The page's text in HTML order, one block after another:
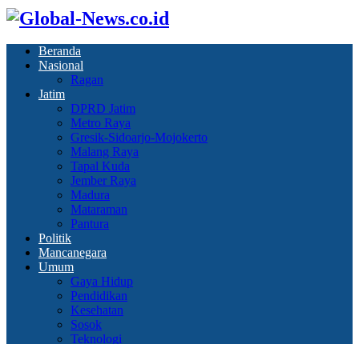
Beranda
Nasional
Ragan
Jatim
DPRD Jatim
Metro Raya
Gresik-Sidoarjo-Mojokerto
Malang Raya
Tapal Kuda
Jember Raya
Madura
Mataraman
Pantura
Politik
Mancanegara
Umum
Gaya Hidup
Pendidikan
Kesehatan
Sosok
Teknologi